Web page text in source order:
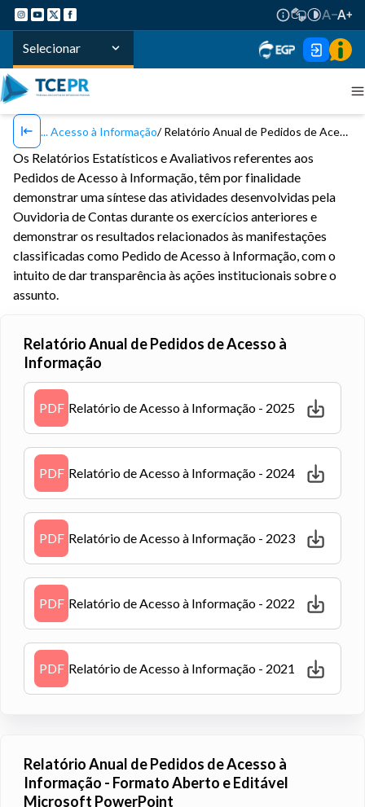
Selecionar
Acesso à Informação Relatório Anual de Pedidos de Acesso à Informação
Os Relatórios Estatísticos e Avaliativos referentes aos
Pedidos de Acesso à Informação, têm por finalidade
demonstrar uma síntese das atividades desenvolvidas pela
Ouvidoria de Contas durante os exercícios anteriores e
demonstrar os resultados relacionados às manifestações
classificadas como Pedido de Acesso à Informação,com o
intuito de dar transparência às ações institucionais sobre o
assunto.
Relatório Anual de Pedidos de Acesso à
Informação
PDF Relatório de Acesso à Informação - 2025
PDF Relatório de Acesso à Informação - 2024
PDF Relatório de Acesso à Informação - 2023
PDF Relatório de Acesso à Informação - 2022
PDF Relatório de Acesso à Informação - 2021
Relatório Anual de Pedidos de Acesso à
Informação - Formato Aberto e Editável
Microsoft PowerPoint